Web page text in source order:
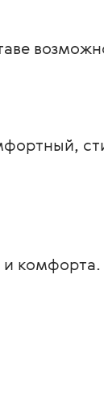
и комфорта.